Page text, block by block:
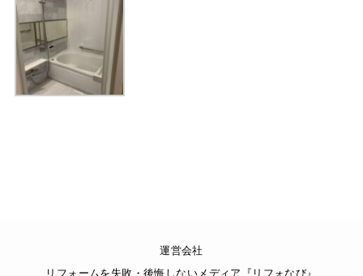
運営会社
リフォームを失敗・後悔しないメディア『リフォなび』